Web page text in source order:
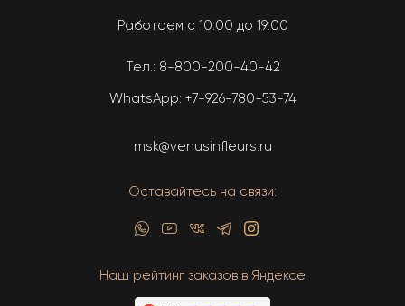
Работаем с 10:00 до 19:00
Тел.: 8-800-200-40-42
WhatsApp: +7-926-780-53-74
msk@venusinfleurs.ru
Оставайтесь на связи:
Наш рейтинг заказов в Яндексе